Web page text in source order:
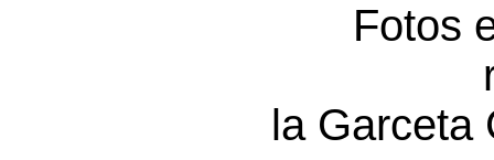
Fotos
la Garceta